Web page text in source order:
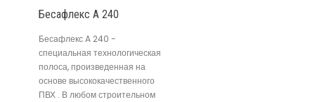
Бесафлекс A 240
Бесафлекс A 240 -
специальная технологическая
полоса, произведенная на
основе высококачественного
ПВХ . В любом строительном